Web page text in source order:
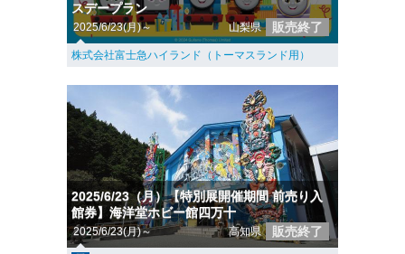
スデープラン
2025/6/23(月)～ 山梨県 販売終了
株式会社富士急ハイランド（トーマスランド用）
2025/6/23（月）【特別展開催期間 前売り入
館券】海洋堂ホビー館四万十
2025/6/23(月)～ 高知県 販売終了